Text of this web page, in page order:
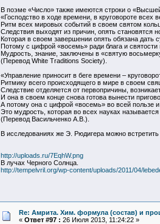
В поэме «Число» также имеются строки о
«Господство в ходе времени, в круговороте всех
Ритм всех мировых событий в своем святом
Следствия выходят из причин, опять становятся
Которая в своем завершении опять обязана дать
Потому с цифрой «восемь» ради блага и святости
Мудрость, знание, заключены в «святую
(Перевод White Traditions Society).
«Управление приносит в беге времени –
Ритмику всего происходящего в мире в своем
Следствие отделяется от первопричины,
И она в своем конце снова готова вынести
А потому она с цифрой «восемь» во всей пользе
Это мудрость, которая во всех науках
(Перевод Васильченко А.В.).
В исследованиях же Э. Рюдигера можно
http://uploads.ru/7EqhW.png
В лучах Черного Солнца.
http://tempelvril.org/wp-content/uploads/2011/04/
Re: Амрита. Хим. формула (состав) и
« Ответ #97 : 26 Июля 2013, 11:24:22 »